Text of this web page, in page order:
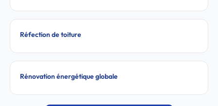
Réfection de toiture
Rénovation énergétique globale